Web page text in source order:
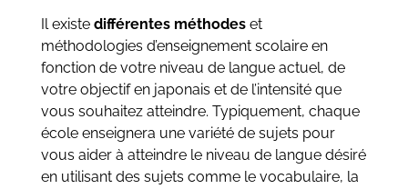
Il existe différentes méthodeset
méthodologies d’enseignement scolaire en
fonction de votre niveau de langue actuel, de
votre objectif en japonais et de l’intensité que
vous souhaitez atteindre. Typiquement, chaque
école enseignera une variété de sujets pour
vous aider à atteindre le niveau de langue désiré
en utilisant des sujets comme le vocabulaire, la